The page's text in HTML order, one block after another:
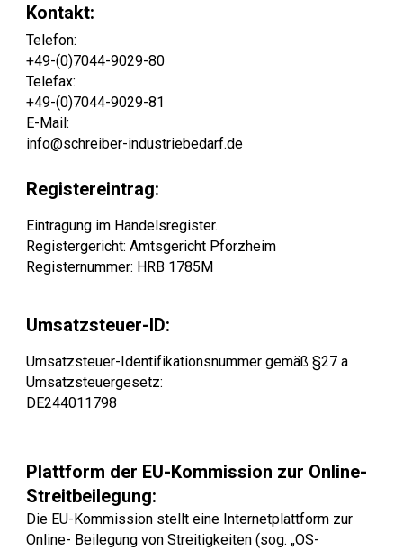
Kontakt:
Telefon:
+49-(0)7044-9029-80
Telefax:
+49-(0)7044-9029-81
E-Mail:
info@schreiber-industriebedarf.de
Registereintrag:
Eintragung im Handelsregister.
Registergericht: Amtsgericht Pforzheim
Registernummer: HRB 1785M
Umsatzsteuer-ID:
Umsatzsteuer-Identifikationsnummer gemäß §27 a
Umsatzsteuergesetz:
DE244011798
Plattform der EU-Kommission zur Online-
Streitbeilegung:
Die EU-Kommission stellt eine Internetplattform zur
Online- Beilegung von Streitigkeiten (sog. „OS-